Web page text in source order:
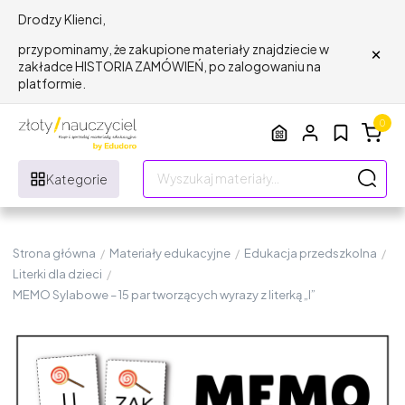
Drodzy Klienci,
przypominamy, że zakupione materiały znajdziecie w
zakładce HISTORIA ZAMÓWIEŃ, po zalogowaniu na
platformie.
×
Kategorie
0
Strona główna / Materiały edukacyjne / Edukacja przedszkolna /
Literki dla dzieci /
MEMO Sylabowe – 15 par tworzących wyrazy z literką „I”